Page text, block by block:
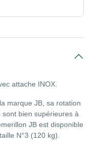
attache INOX.
marque JB, sa rotation
bien supérieures à
JB est disponible
N°3 (120 kg).